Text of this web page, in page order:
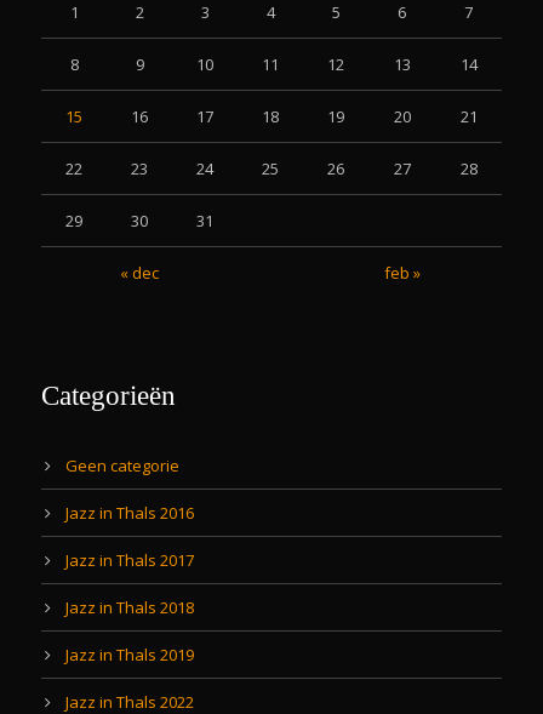
« dec feb »
1 2 3 4 5 6 7
8 9 10 11 12 13 14
15 16 17 18 19 20 21
22 23 24 25 26 27 28
29 30 31
Categorieën
Geen categorie
Jazz in Thals 2016
Jazz in Thals 2017
Jazz in Thals 2018
Jazz in Thals 2019
Jazz in Thals 2022